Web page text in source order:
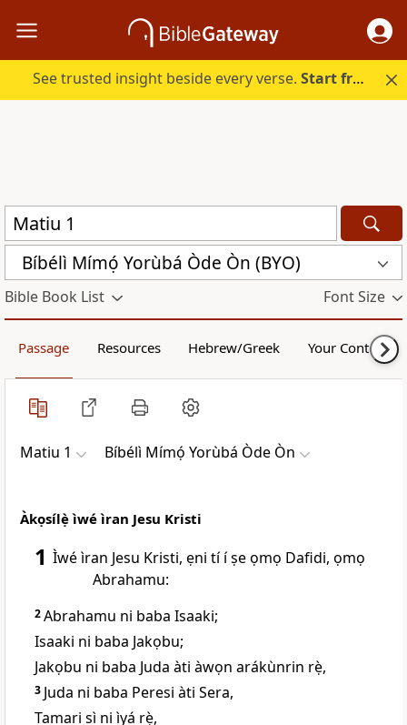
See trusted insight beside every verse.Start free.
Bíbélì Mímọ́ Yorùbá Òde Òn (BYO)
Bible Book List Font Size
Passage Resources Hebrew/Greek Your Content
Matiu 1 Bíbélì Mímọ́ Yorùbá Òde Òn
Àkọsílẹ̀ ìwé ìran Jesu Kristi
1 Ìwé ìran Jesu Kristi, ẹni tí í ṣe ọmọ Dafidi, ọmọ
Abrahamu:
2Abrahamu ni baba Isaaki;
Isaaki ni baba Jakọbu;
Jakọbu ni baba Juda àti àwọn arákùnrin rẹ̀,
3 Juda ni baba Peresi àti Sera,
Tamari sì ni ìyá rẹ̀,